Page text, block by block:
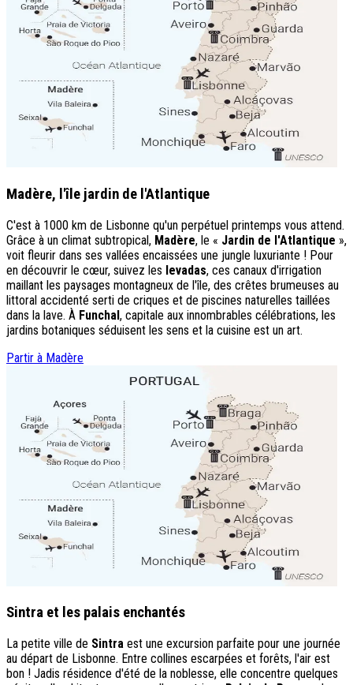
Madère, l'île jardin de l'Atlantique
C'est à 1000 km de Lisbonne qu'un perpétuel printemps vous attend.
Grâce à un climat subtropical, Madère, le « Jardin de l'Atlantique »,
voit fleurir dans ses vallées encaissées une jungle luxuriante ! Pour
en découvrir le cœur, suivez les levadas, ces canaux d'irrigation
maillant les paysages montagneux de l'île, des crêtes brumeuses au
littoral accidenté serti de criques et de piscines naturelles taillées
dans la lave. À Funchal, capitale aux innombrables célébrations, les
jardins botaniques séduisent les sens et la cuisine est un art.
Partir à Madère
Sintra et les palais enchantés
La petite ville de Sintra est une excursion parfaite pour une journée
au départ de Lisbonne. Entre collines escarpées et forêts, l'air est
bon ! Jadis résidence d'été de la noblesse, elle concentre quelques